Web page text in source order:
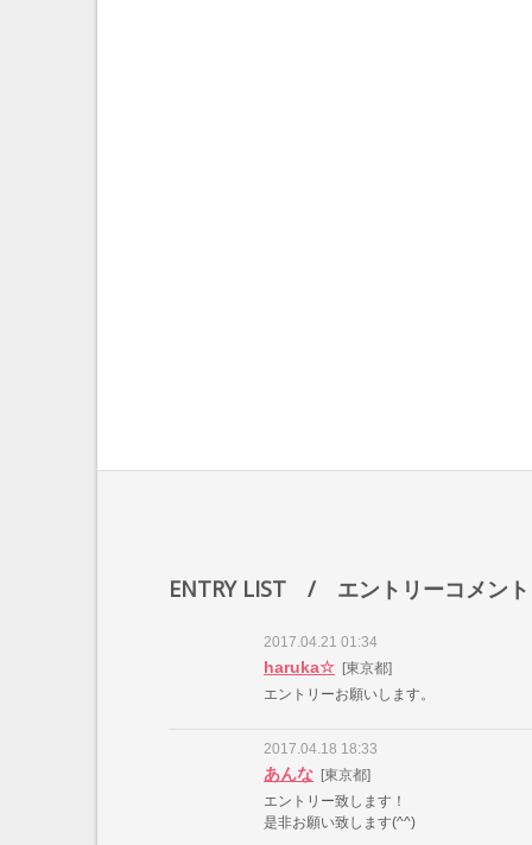
ENTRY LIST / エントリーコメント
2017.04.21 01:34
haruka☆ [東京都]
エントリーお願いします。
2017.04.18 18:33
あんな [東京都]
エントリー致します！
是非お願い致します(^^)